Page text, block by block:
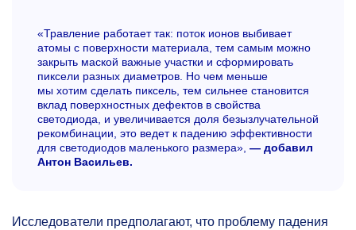
«Травление работает так: поток ионов выбивает
атомы с поверхности материала, тем самым можно
закрыть маской важные участки и сформировать
пиксели разных диаметров. Но чем меньше
мы хотим сделать пиксель, тем сильнее становится
вклад поверхностных дефектов в свойства
светодиода, и увеличивается доля безызлучательной
рекомбинации, это ведет к падению эффективности
для светодиодов маленького размера», — добавил
Антон Васильев.
Исследователи предполагают, что проблему падения